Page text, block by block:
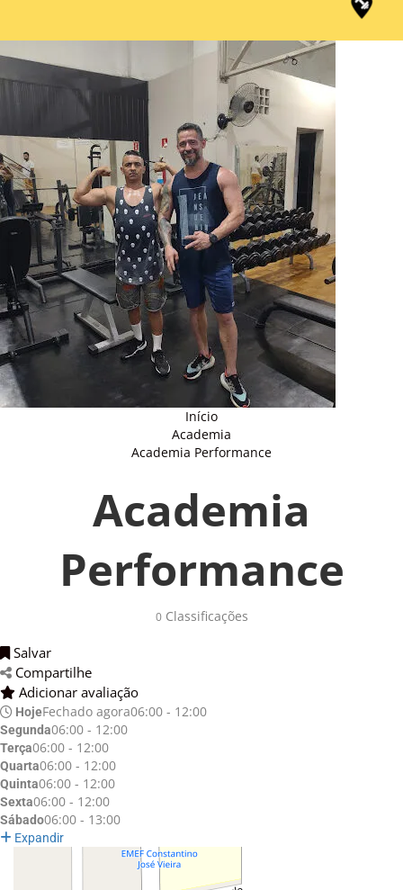
Início
Academia
Academia Performance
Academia
Performance
0Classificações
Salvar
Compartilhe
Adicionar avaliação
HojeFechado agora06:00 - 12:00
Segunda06:00 - 12:00
Terça06:00 - 12:00
Quarta06:00 - 12:00
Quinta06:00 - 12:00
Sexta06:00 - 12:00
Sábado06:00 - 13:00
Expandir